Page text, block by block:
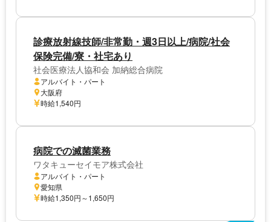
診療放射線技師/非常勤・週3日以上/病院/社会
保険完備/寮・社宅あり
社会医療法人協和会 加納総合病院
アルバイト・パート
大阪府
時給1,540円
病院での滅菌業務
ワタキューセイモア株式会社
アルバイト・パート
愛知県
時給1,350円～1,650円